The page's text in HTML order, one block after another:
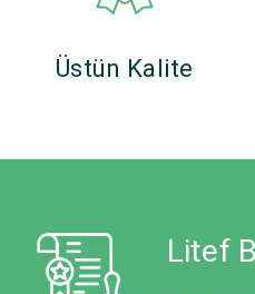
Üstün Kalite
Litef